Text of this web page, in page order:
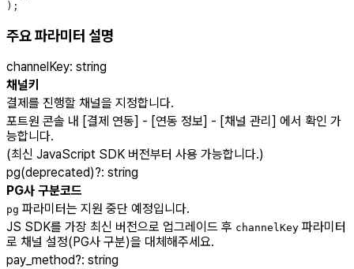
);
주요 파라미터 설명
channelKey: string
채널키
결제를 진행할 채널을 지정합니다.
포트원 콘솔 내 [결제 연동] - [연동 정보] - [채널 관리] 에서 확인 가
능합니다.
(최신 JavaScript SDK 버전부터 사용 가능합니다.)
pg(deprecated)?: string
PG사 구분코드
pg 파라미터는 지원 중단 예정입니다.
JS SDK를 가장 최신 버전으로 업그레이드 후 channelKey 파라미터
로 채널 설정(PG사 구분)을 대체해주세요.
pay_method?: string